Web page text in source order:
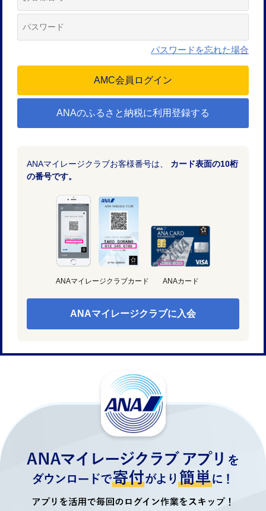
パスワードを忘れた場合
ANAのふるさと納税に利用登録する
ANAマイレージクラブお客様番号は、 カード表面の10桁
の番号です。
ANAマイレージクラブカード ANAカード
ANAマイレージクラブに入会